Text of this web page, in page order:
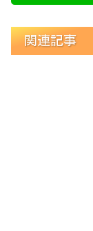
関連記事